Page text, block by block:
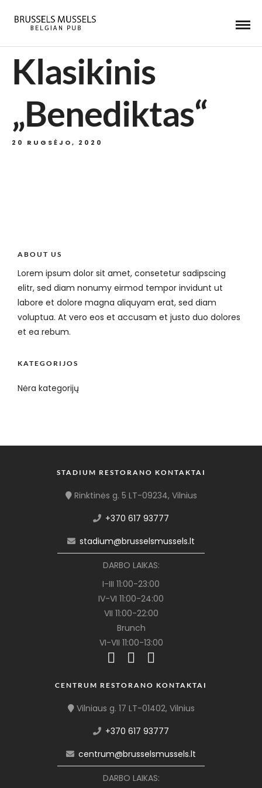
Klasikinis
„Benediktas“
20 RUGSĖJO, 2020
ABOUT US
Lorem ipsum dolor sit amet, consetetur sadipscing
elitr, sed diam nonumy eirmod tempor invidunt ut
labore et dolore magna aliquyam erat, sed diam
voluptua. At vero eos et accusam et justo duo dolores
et ea rebum.
KATEGORIJOS
Nėra kategorijų
STADIUM RESTORANO KONTAKTAI
Rinktinės g. 5 LT-09234, Vilnius
+370 617 93777
stadium@brusselsmussels.lt
DARBO LAIKAS:
I-III 11:00-23:00
IV-VI 11:00-24:00
VII 11:00-22:00
Brunch
VI-VII 11:00-13:00
CENTRUM RESTORANO KONTAKTAI
Vilniaus g. 17 LT-01402, Vilnius
+370 617 93777
centrum@brusselsmussels.lt
DARBO LAIKAS: